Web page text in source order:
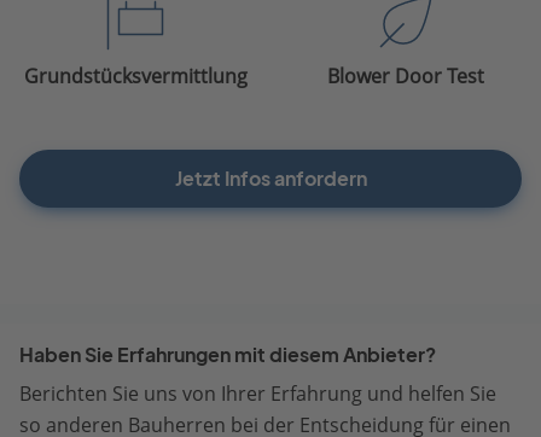
Grundstücksvermittlung Blower Door Test
Jetzt Infos anfordern
Haben Sie Erfahrungen mit diesem Anbieter?
Berichten Sie uns von Ihrer Erfahrung und helfen Sie
so anderen Bauherren bei der Entscheidung für einen